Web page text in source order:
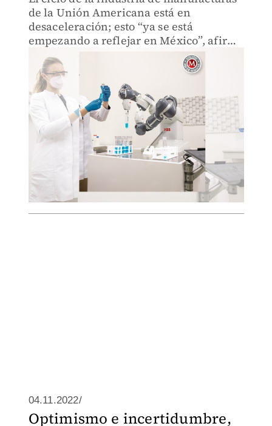
de la Unión Americana está en
desaceleración; esto “ya se está
empezando a reflejar en México”, afirma
el IDIC
04.11.2022/
Optimismo e incertidumbre,